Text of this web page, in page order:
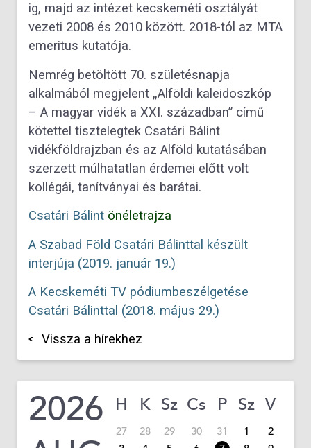
ig, majd az intézet kecskeméti osztályát
vezeti 2008 és 2010 között. 2018-tól az MTA
emeritus kutatója.
Nemrég betöltött 70. születésnapja
alkalmából megjelent „Alföldi kaleidoszkóp
– A magyar vidék a XXI. században” című
kötettel tisztelegtek Csatári Bálint
vidékföldrajzban és az Alföld kutatásában
szerzett múlhatatlan érdemei előtt volt
kollégái, tanítványai és barátai.
Csatári Bálint önéletrajza
A Szabad Föld Csatári Bálinttal készült
interjúja (2019. január 19.)
A Kecskeméti TV pódiumbeszélgetése
Csatári Bálinttal (2018. május 29.)
Vissza a hírekhez
2026
H K Sz Cs P Sz V
27 28 29 30 31 1
2